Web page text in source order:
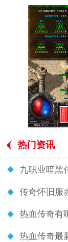
热门资讯
九职业暗黑
传奇怀旧服
热血传奇有
热血传奇最